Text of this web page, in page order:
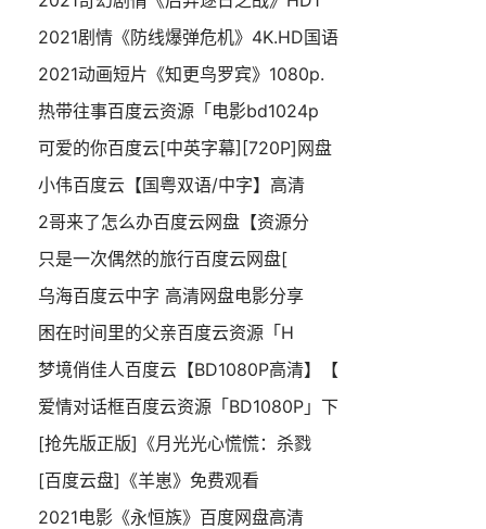
2021剧情《防线爆弹危机》4K.HD国语
2021动画短片《知更鸟罗宾》1080p.
热带往事百度云资源「电影bd1024p
可爱的你百度云[中英字幕][720P]网盘
小伟百度云【国粤双语/中字】高清
2哥来了怎么办百度云网盘【资源分
只是一次偶然的旅行百度云网盘[
乌海百度云中字 高清网盘电影分享
困在时间里的父亲百度云资源「H
梦境俏佳人百度云【BD1080P高清】【
爱情对话框百度云资源「BD1080P」下
[抢先版正版]《月光光心慌慌：杀戮
[百度云盘]《羊崽》免费观看
2021电影《永恒族》百度网盘高清